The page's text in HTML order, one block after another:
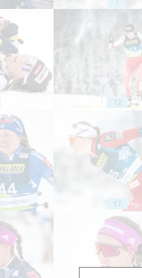
12
17